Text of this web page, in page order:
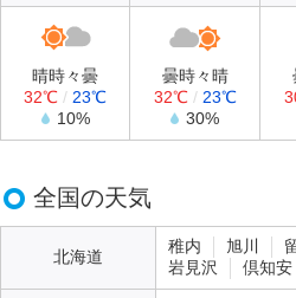
晴時々曇
32℃ / 23℃
10%
曇時々晴
32℃/ 23℃
30%
全国の天気
北海道
稚内 旭川
岩見沢
倶知安